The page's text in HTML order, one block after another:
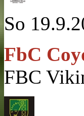
So
FbC
FBC